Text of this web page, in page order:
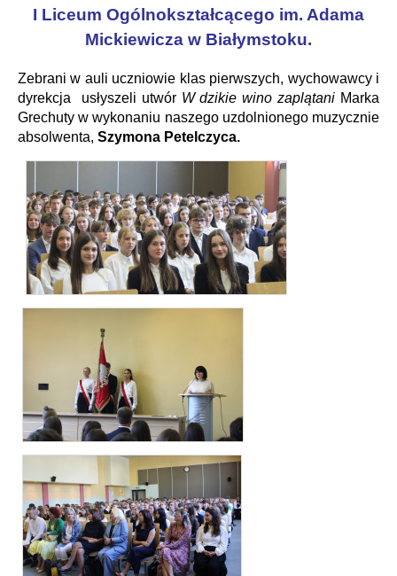
I Liceum Ogólnokształcącego im. Adama
Mickiewicza w Białymstoku.
Zebrani w auli uczniowie klas pierwszych, wychowawcy i
dyrekcja
usłyszeli utwór W dzikie wino zaplątani Marka
Grechutyw wykonaniu naszego uzdolnionego muzycznie
absolwenta, Szymona Petelczyca.